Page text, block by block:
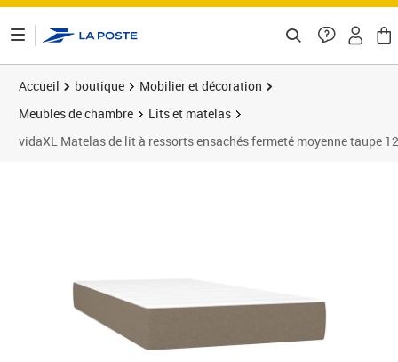
Accueil boutique
Mobilier et décoration
Meubles de chambre
Lits et matelas
vidaXL Matelas de lit à ressorts ensachés fermeté moyenne taupe